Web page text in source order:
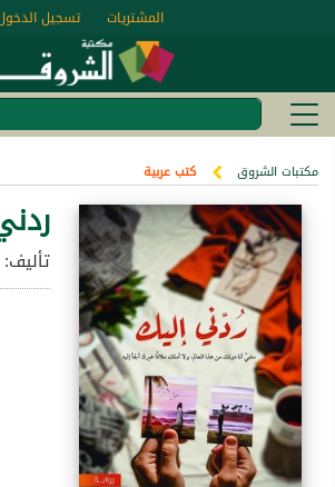
تسجيل المشتريات
مكتبات الشروق كتب عربية